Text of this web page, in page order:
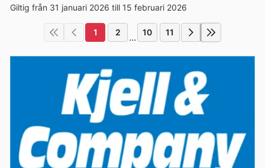
Giltig från 31 januari 2026 till 15 februari 2026
1 2 ... 10 11